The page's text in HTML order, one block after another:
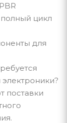
цикл
для
поставки